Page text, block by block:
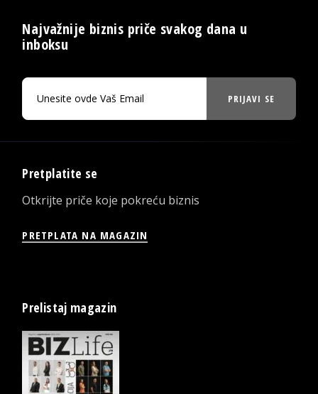
Najvažnije biznis priče svakog dana u
inboksu
PRIJAVI SE
Pretplatite se
Otkrijte priče koje pokreću biznis
PRETPLATA NA MAGAZIN
Prelistaj magazin